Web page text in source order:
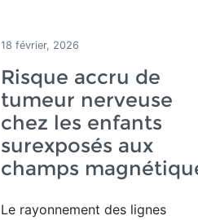
18 février, 2026
Risque accru de
tumeur nerveuse
chez les enfants
surexposés aux
champs
Le rayonnement des lignes